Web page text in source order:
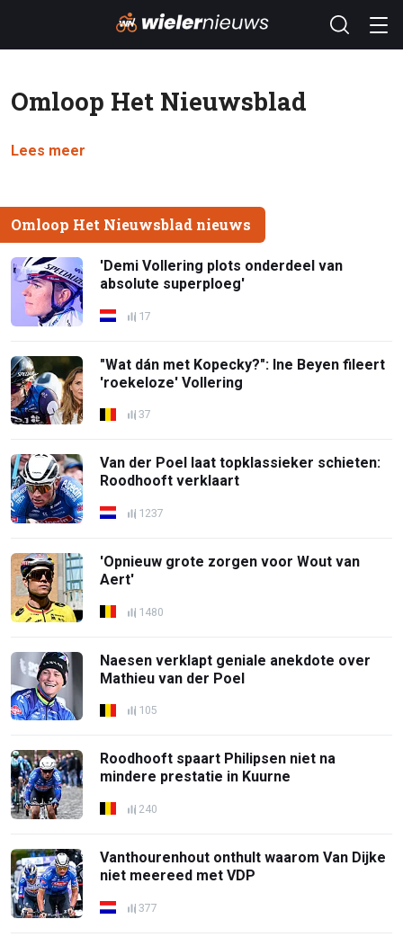
Omloop Het Nieuwsblad
Lees meer
Omloop Het Nieuwsblad nieuws
'Demi Vollering plots onderdeel van
absolute superploeg'
17
"Wat dán met Kopecky?": Ine Beyen fileert
'roekeloze' Vollering
37
Van der Poel laat topklassieker schieten:
Roodhooft verklaart
1237
'Opnieuw grote zorgen voor Wout van
Aert'
1480
Naesen verklapt geniale anekdote over
Mathieu van der Poel
105
Roodhooft spaart Philipsen niet na
mindere prestatie in Kuurne
240
Vanthourenhout onthult waarom Van Dijke
niet meereed met VDP
377